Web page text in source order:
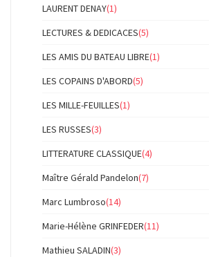
LAURENT DENAY(1)
LECTURES & DEDICACES(5)
LES AMIS DU BATEAU LIBRE(1)
LES COPAINS D'ABORD(5)
LES MILLE-FEUILLES(1)
LES RUSSES(3)
LITTERATURE CLASSIQUE(4)
Maître Gérald Pandelon(7)
Marc Lumbroso(14)
Marie-Hélène GRINFEDER(11)
Mathieu SALADIN(3)